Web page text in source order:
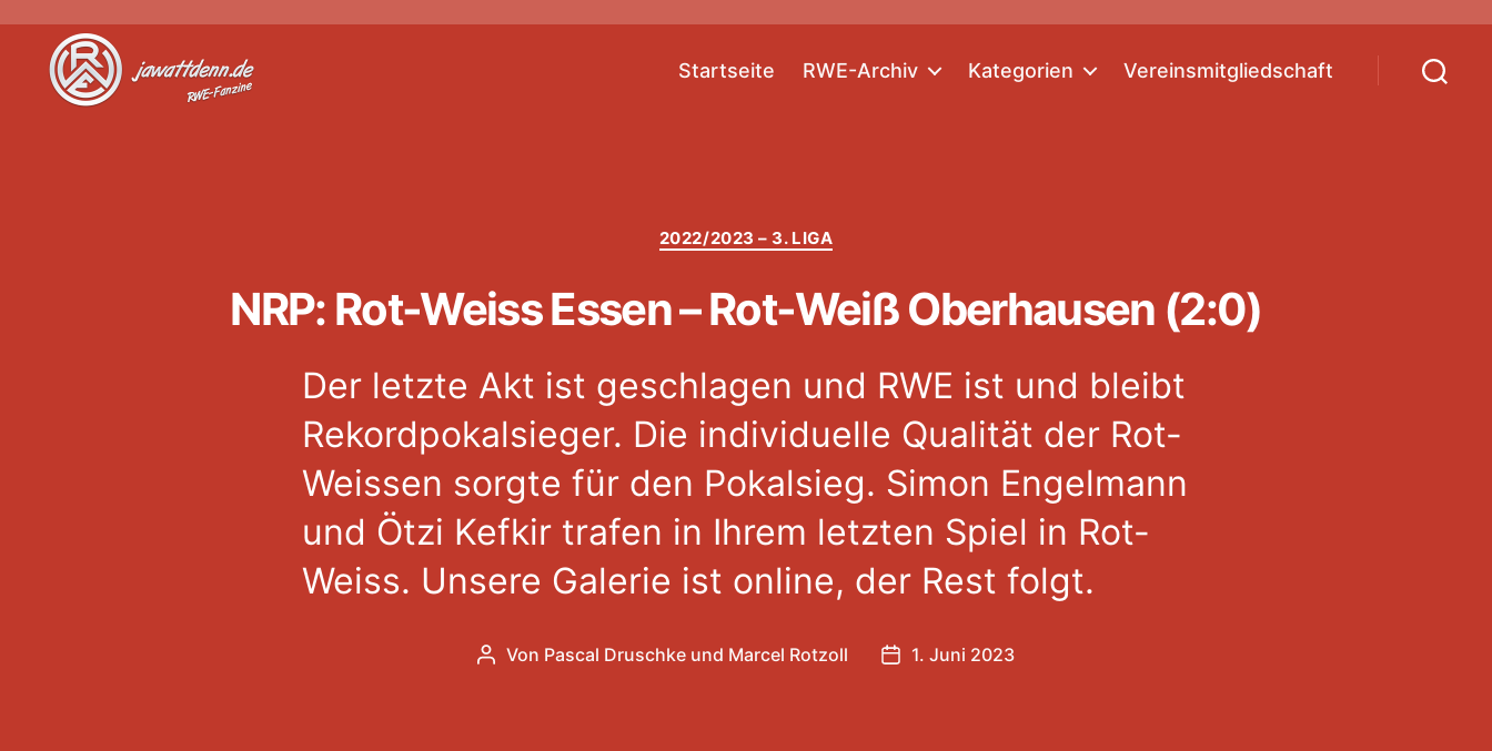
Startseite RWE-Archiv Kategorien Vereinsmitgliedschaft
Kategorien
2022/2023 – 3. LIGA
NRP: Rot-Weiss Essen – Rot-Weiß Oberhausen (2:0)
Der letzte Akt ist geschlagen und RWE ist und bleibt
Rekordpokalsieger. Die individuelle Qualität der Rot-
Weissen sorgte für den Pokalsieg. Simon Engelmann
und Ötzi Kefkir trafen in Ihrem letzten Spiel in Rot-
Weiss. Unsere Galerie ist online, der Rest folgt.
Beitragsautor
Von Pascal Druschke und Marcel Rotzoll Veröffentlichungsdatum
1. Juni 2023